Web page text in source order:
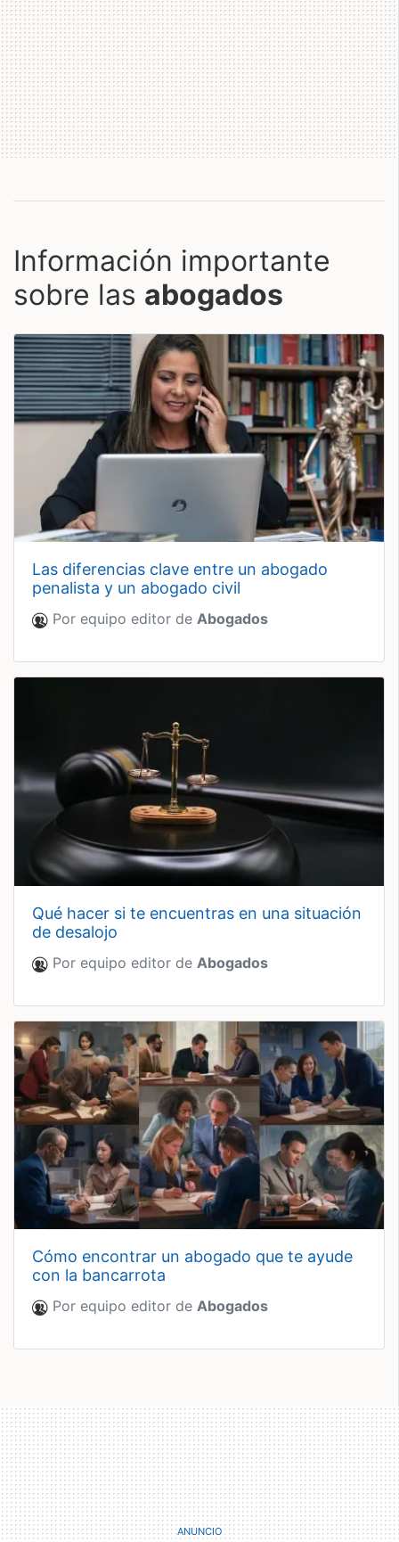
Información importante
sobre las abogados
las diferencias clave entre un abogado
penalista y un abogado civil
Por equipo editor de Abogados
qué hacer si te encuentras en una situación
de desalojo
Por equipo editor de Abogados
cómo encontrar un abogado que te ayude
con la bancarrota
Por equipo editor de Abogados